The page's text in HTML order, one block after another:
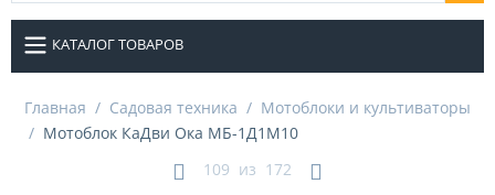
КАТАЛОГ ТОВАРОВ
Главная / Садовая техника / Мотоблоки и культиваторы
/ Мотоблок КаДви Ока МБ-1Д1М10
109 из 172